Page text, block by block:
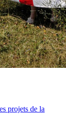
projets de la